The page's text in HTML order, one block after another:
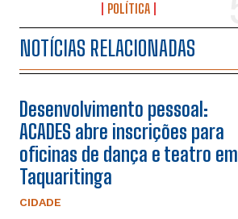
POLÍTICA
NOTÍCIAS RELACIONADAS
Desenvolvimento pessoal:
ACADES abre inscrições para
oficinas de dança e teatro em
Taquaritinga
CIDADE